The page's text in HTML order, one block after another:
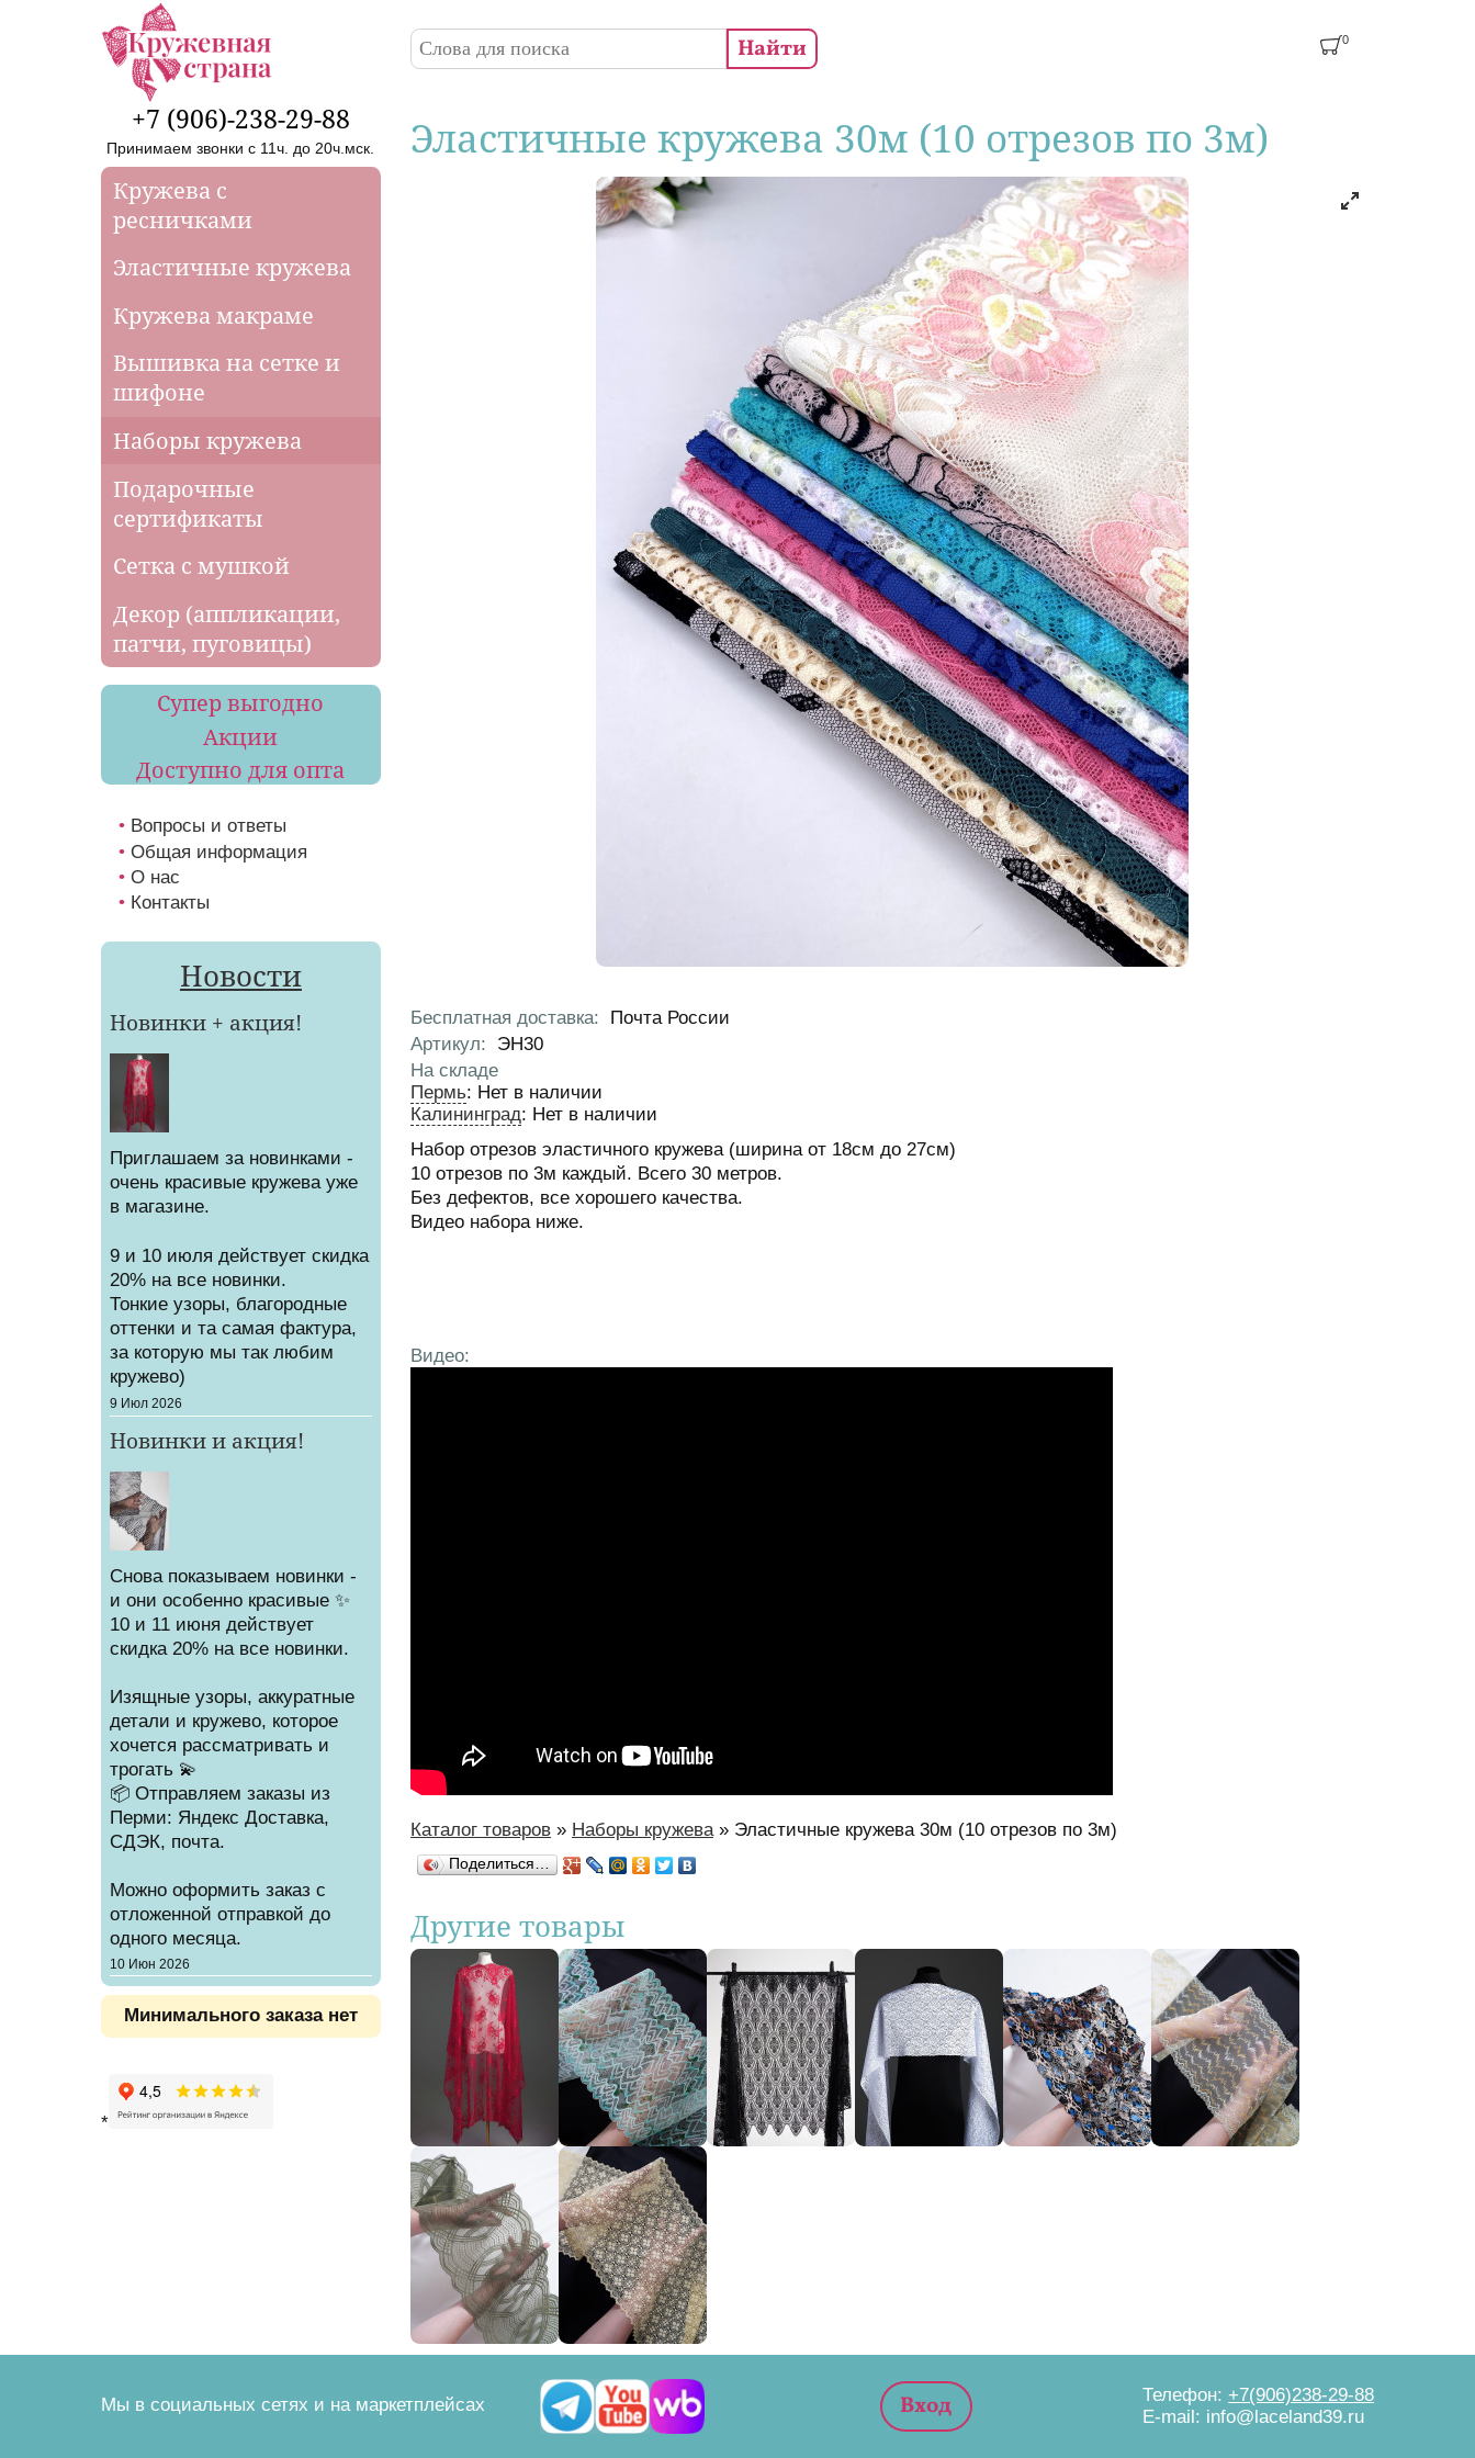
Перейти к основному содержанию
Форма поиска
Поиск 0
Эластичные кружева 30м (10 отрезов пo 3м)
Бесплатная доставка:
Почта России
Артикул:
ЭН30
На складе
Пермь: Нет в наличии
Калининград: Нет в наличии
Набор отрезов эластичного кружева (ширина от 18см до 27см)
10 отрезов по 3м каждый. Всего 30 метров.
Без дефектов, все хорошего качества.
Видео набора ниже.
Видео:
Вы здесь
Каталог товаров » Наборы кружева » Эластичные кружева 30м (10 отрезов пo 3м)
Поделиться…
Другие товары
+7 (906)-238-29-88
Принимаем звонки с 11ч. до 20ч.мск.
Кружева с
ресничками
Эластичные кружева
Кружева макраме
Вышивка на сетке и
шифоне
Наборы кружева
Подарочные
сертификаты
Сетка с мушкой
Декор (аппликации,
патчи, пуговицы)
Супер выгодно
Акции
Доступно для опта
Вопросы и ответы
Общая информация
О нас
Контакты
Новости
Новинки + акция!
Приглашаем за новинками -
очень красивые кружева уже
в магазине.
9 и 10 июля действует скидка
20% на все новинки.
Тонкие узоры, благородные
оттенки и та самая фактура,
за которую мы так любим
кружево)
Создано
9 Июл 2026
Новинки и акция!
Снова показываем новинки -
и они особенно красивые ✨
10 и 11 июня действует
скидка 20% на все новинки.
Изящные узоры, аккуратные
детали и кружево, которое
хочется рассматривать и
трогать 💫
📦 Отправляем заказы из
Перми: Яндекс Доставка,
СДЭК, почта.
Можно оформить заказ с
отложенной отправкой до
одного месяца.
Создано
10 Июн 2026
Минимального заказа нет
*
Мы в социальных сетях и на маркетплейсах Телефон:+7(906)238-29-88
E-mail: info@laceland39.ru